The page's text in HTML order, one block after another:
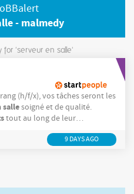
- malmedy
for 'serveur en salle'
(h/f/x), vos tâches seront les
sallesoigné et de qualité.
tout au long de leur
avec l'équipe. Garantir la satisfaction de la
9 DAYS AGO